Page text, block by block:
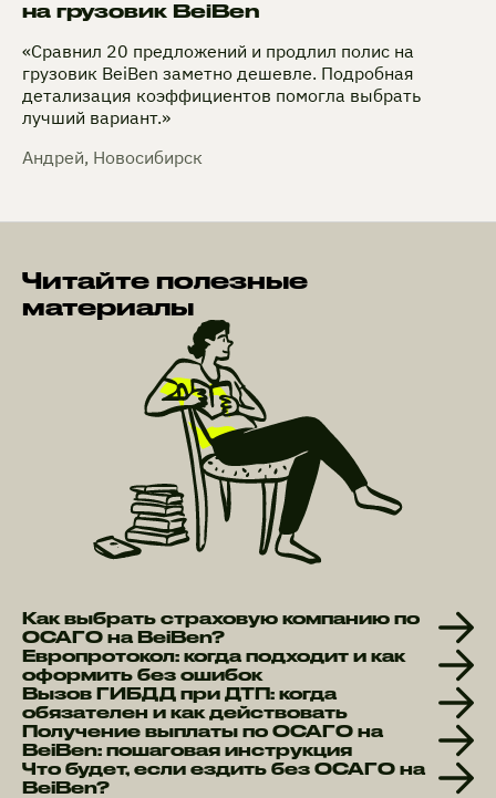
на грузовик BeiBen
«Сравнил 20 предложений и продлил полис на
грузовик BeiBen заметно дешевле. Подробная
детализация коэффициентов помогла выбрать
лучший вариант.»
Андрей, Новосибирск
Читайте полезные
материалы
Как выбрать страховую компанию по
ОСАГО на BeiBen?
Европротокол: когда подходит и как
оформить без ошибок
Вызов ГИБДД при ДТП: когда
обязателен и как действовать
Получение выплаты по ОСАГО на
BeiBen: пошаговая инструкция
Что будет, если ездить без ОСАГО на
BeiBen?